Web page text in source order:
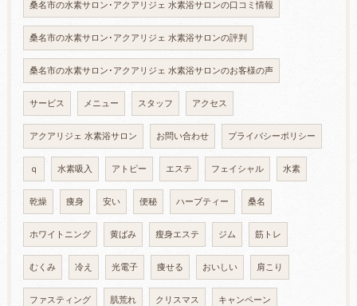
桑名市の水素サロン･アクアリジェ 水素浴サロンの口コミ情報
桑名市の水素サロン･アクアリジェ 水素浴サロンの評判
桑名市の水素サロン･アクアリジェ 水素浴サロンのお客様の声
サービス メニュー スタッフ アクセス
アクアリジェ 水素浴サロン お問い合わせ プライバシーポリシー
ｑ 水素吸入 アトピー エステ フェイシャル 水素
乾燥 痩身 安い 便秘 ハーブティー 桑名
ホワイトニング 黄ばみ 瘦身エステ ジム 筋トレ
むくみ 冷え 光電子 痩せる おいしい 肩こり
ファスティング 肌荒れ クリスマス キャンペーン